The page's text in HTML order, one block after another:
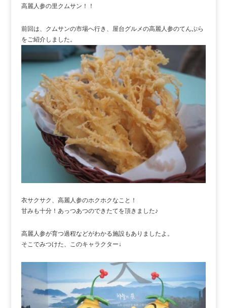
高麗人参の里クムサン！！
前回は、クムサンの市場へ行き、屋台グルメの高麗人参のてんぷら
をご紹介しました。
衣サクサク、高麗人参のホクホクなこと！
甘みも十分！あっつあつのできたてを頂きました♪
高麗人参が育つ過程などがわかる施設もありましたよ。
そこでみつけた、このキャラクター↓